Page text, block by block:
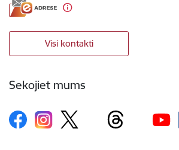
Visi kontakti
Sekojiet mums